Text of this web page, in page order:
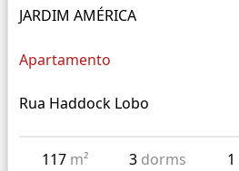
JARDIM AMÉRICA
Apartamento
Rua Haddock Lobo
117 m² 3 dorms 1